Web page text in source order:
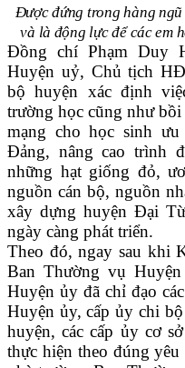
Được đứng trong hàng
và là động lựcđể các em
Đồng chí Phạm Duy
Huyện uỷ, Chủ tịch
bộ huyện xác định
trường học cũng như
mạng cho học sinh
Đảng, nâng cao trình
những hạt giống đỏ,
nguồn cán bộ, nguồn
xây dựng huyện Đại
ngày càng phát triển.
Theo đó, ngay sau khi
Ban Thường vụ
Huyện ủy đã chỉ đạo
Huyện ủy, cấp ủy chi
huyện, các cấp ủy cơ
thực hiện theo đúng